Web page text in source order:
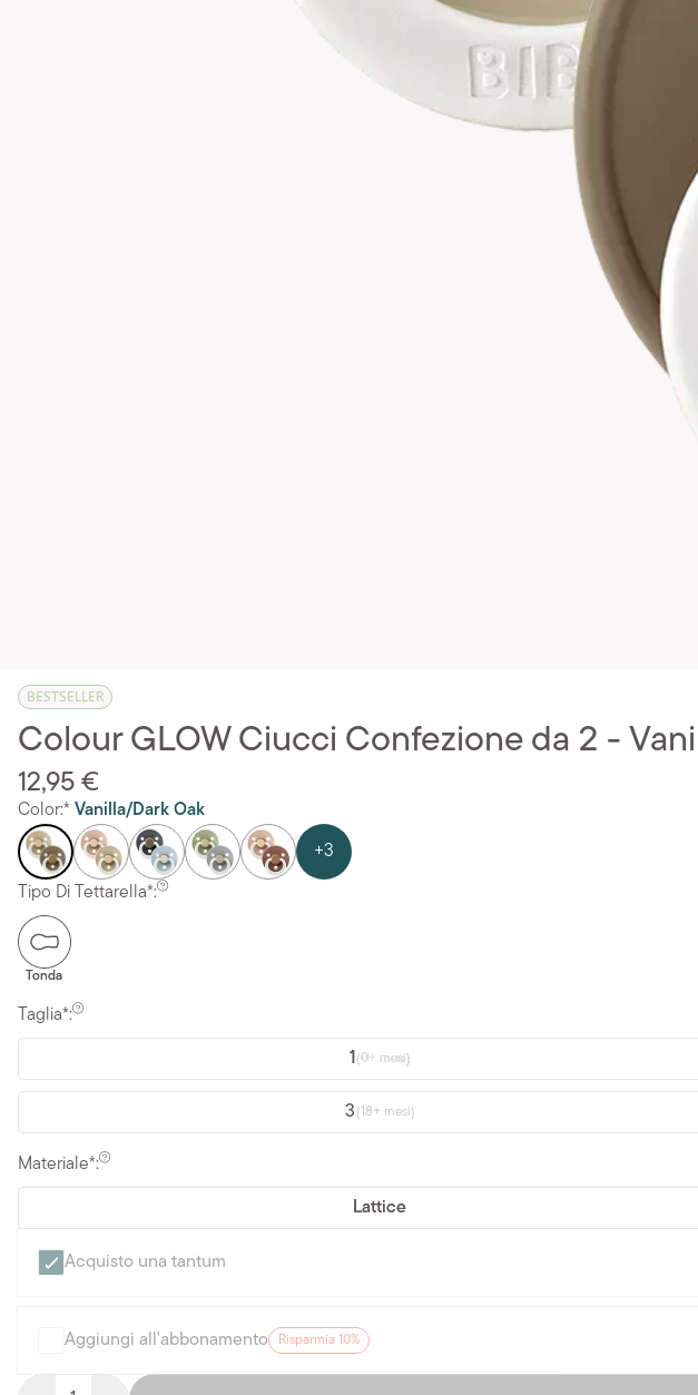
BESTSELLER
Colour GLOW Ciucci Confezione da 2 -
12,95 €
Color:* Vanilla/Dark Oak
+3
Tipo Di Tettarella*:
Tonda
Taglia*:
1 (0+ mesi)
3 (18+ mesi)
Materiale*:
Lattice
Acquisto una tantum
Aggiungi all'abbonamento Risparmia 10%